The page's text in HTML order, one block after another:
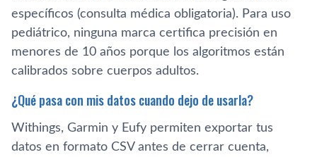
específicos (consulta médica obligatoria). Para uso
pediátrico, ninguna marca certifica precisión en
menores de 10 años porque los algoritmos están
calibrados sobre cuerpos adultos.
¿Qué pasa con mis datos cuando dejo de usarla?
Withings, Garmin y Eufy permiten exportar tus
datos en formato CSV antes de cerrar cuenta,